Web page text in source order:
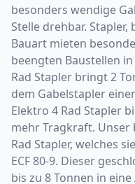
besonders wendige
Stelle drehbar.
Bauart mieten
beengten Baustellen
Rad Stapler bringt 2
dem Gabelstapler
Elektro 4 Rad Stapler
mehr Tragkraft. Unser
Rad Stapler, welches
ECF 80-9. Dieser
bis zu 8 Tonnen in